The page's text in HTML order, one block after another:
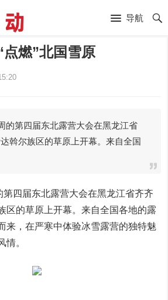
导航
燃”北国雪原
的第四届东北露营大会在黑龙江省
斡尔族区的草原上开幕。来自全国
四届东北露营大会在黑龙江省齐齐
区的草原上开幕。来自全国各地的露
来，在严寒中体验冰雪露营的独特魅
情。